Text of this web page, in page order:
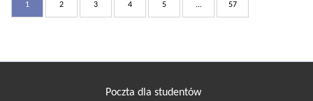
1 2 3 4 5 ... 57
Poczta dla studentów